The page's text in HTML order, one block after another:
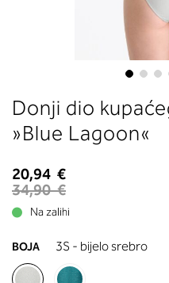
to
the
beginning
the
images
gallery
Donji dio
»Blue Lagoon«
20,94 €
34,90 €
Na zalihi
BOJA 3S - bijelo srebro